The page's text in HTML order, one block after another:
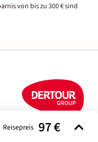
Reisepreis 97 €
von bis zu 300 € sind